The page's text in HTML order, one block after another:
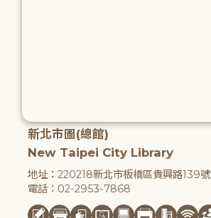
新北市圖(總館)
New Taipei City Library
地址：220218新北市板橋區貴興路139號
電話：02-2953-7868